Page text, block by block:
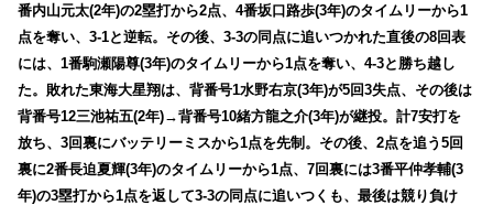
番内山元太(2年)の2塁打から2点、4番坂口路歩(3年)のタイムリーから1
点を奪い、3-1と逆転。その後、3-3の同点に追いつかれた直後の8回表
には、1番駒瀬陽尊(3年)のタイムリーから1点を奪い、4-3と勝ち越し
た。敗れた東海大星翔は、背番号1水野右京(3年)が5回3失点、その後は
背番号12三池祐五(2年)→背番号10緒方龍之介(3年)が継投。計7安打を
放ち、3回裏にバッテリーミスから1点を先制。その後、2点を追う5回
裏に2番長迫夏輝(3年)のタイムリーから1点、7回裏には3番平仲孝輔(3
年)の3塁打から1点を返して3-3の同点に追いつくも、最後は競り負け